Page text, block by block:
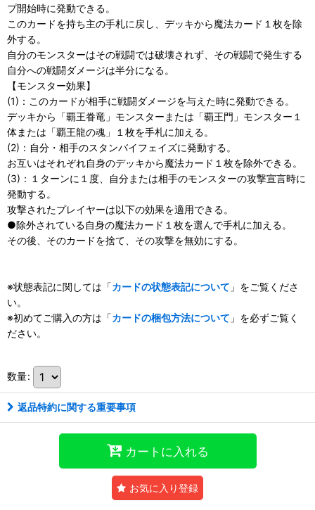
プ開始時に発動できる。
このカードを持ち主の手札に戻し、デッキから魔法カード１枚を除
外する。
自分のモンスターはその戦闘では破壊されず、その戦闘で発生する
自分への戦闘ダメージは半分になる。
【モンスター効果】
(1)：このカードが相手に戦闘ダメージを与えた時に発動できる。
デッキから「覇王眷竜」モンスターまたは「覇王門」モンスター１
体または「覇王龍の魂」１枚を手札に加える。
(2)：自分・相手のスタンバイフェイズに発動する。
お互いはそれぞれ自身のデッキから魔法カード１枚を除外できる。
(3)：１ターンに１度、自分または相手のモンスターの攻撃宣言時に
発動する。
攻撃されたプレイヤーは以下の効果を適用できる。
●除外されている自身の魔法カード１枚を選んで手札に加える。
その後、そのカードを捨て、その攻撃を無効にする。
※状態表記に関しては「カードの状態表記について 」をご覧くださ
い。
※初めてご購入の方は「カードの梱包方法について 」を必ずご覧く
ださい。
数量:
返品特約に関する重要事項
カートに入れる
お気に入り登録